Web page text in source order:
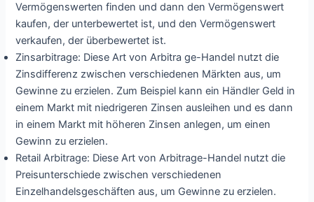
Vermögenswerten finden und dann den Vermögenswert
kaufen, der unterbewertet ist, und den Vermögenswert
verkaufen, der überbewertet ist.
Zinsarbitrage: Diese Art von Arbitra ge-Handel nutzt die
Zinsdifferenz zwischen verschiedenen Märkten aus, um
Gewinne zu erzielen. Zum Beispiel kann ein Händler Geld in
einem Markt mit niedrigeren Zinsen ausleihen und es dann
in einem Markt mit höheren Zinsen anlegen, um einen
Gewinn zu erzielen.
Retail Arbitrage: Diese Art von Arbitrage-Handel nutzt die
Preisunterschiede zwischen verschiedenen
Einzelhandelsgeschäften aus, um Gewinne zu erzielen.